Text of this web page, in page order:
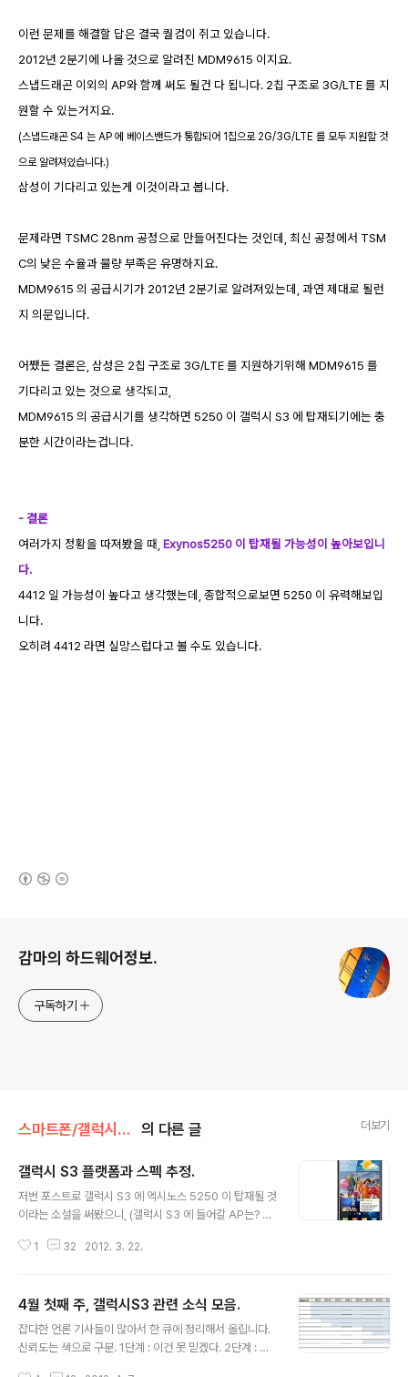
이런 문제를 해결할 답은 결국 퀄컴이 쥐고 있습니다.
2012년 2분기에 나올 것으로 알려진 MDM9615 이지요.
스냅드래곤 이외의 AP와 함께 써도 될건 다 됩니다. 2칩 구조로 3G/LTE 를 지
원할 수 있는거지요.
(스냅드래곤 S4 는 AP 에 베이스밴드가 통합되어 1칩으로 2G/3G/LTE 를 모두 지원할 것
으로 알려져있습니다.)
삼성이 기다리고 있는게 이것이라고 봅니다.
문제라면 TSMC 28nm 공정으로 만들어진다는 것인데, 최신 공정에서 TSM
C의 낮은 수율과 물량 부족은 유명하지요.
MDM9615 의 공급시기가 2012년 2분기로 알려져있는데, 과연 제대로 될런
지 의문입니다.
어쨌든 결론은, 삼성은 2칩 구조로 3G/LTE 를 지원하기위해 MDM9615 를
기다리고 있는 것으로 생각되고,
MDM9615 의 공급시기를 생각하면 5250 이 갤럭시 S3 에 탑재되기에는 충
분한 시간이라는겁니다.
- 결론
여러가지 정황을 따져봤을 때, Exynos5250 이 탑재될 가능성이 높아보입니
다.
4412 일 가능성이 높다고 생각했는데, 종합적으로보면 5250 이 유력해보입
니다.
오히려 4412 라면 실망스럽다고 볼 수도 있습니다.
감마의 하드웨어정보.
구독하기
스마트폰/갤럭시S3 Galaxy S3 의 다른 글 더보기
갤럭시 S3 플랫폼과 스펙 추정.
저번 포스트로 갤럭시 S3 에 엑시노스 5250 이 탑재될 것
이라는 소설을 써봤으니, (갤럭시 S3 에 들어갈 AP는? 엑
들과 변화된 상황을 반영한 새로운 소설을 써볼까합니다.
황에서, 제 아무리 주변 정황을 근거로 추측을 해봤자 그건
소설이지요. 완전 픽션은 아니고, 약간이나마 팩트가 섞여
있는 팩션(Faction = Fact + Fiction) 정도가 되겠지요.
1 32 2012. 3. 22.
4월 첫째 주, 갤럭시S3 관련 소식 모음.
잡다한 언론 기사들이 많아서 한 큐에 정리해서 올립니다.
신뢰도는 색으로 구분. 1단계 : 이건 못 믿겠다. 2단계 : 믿